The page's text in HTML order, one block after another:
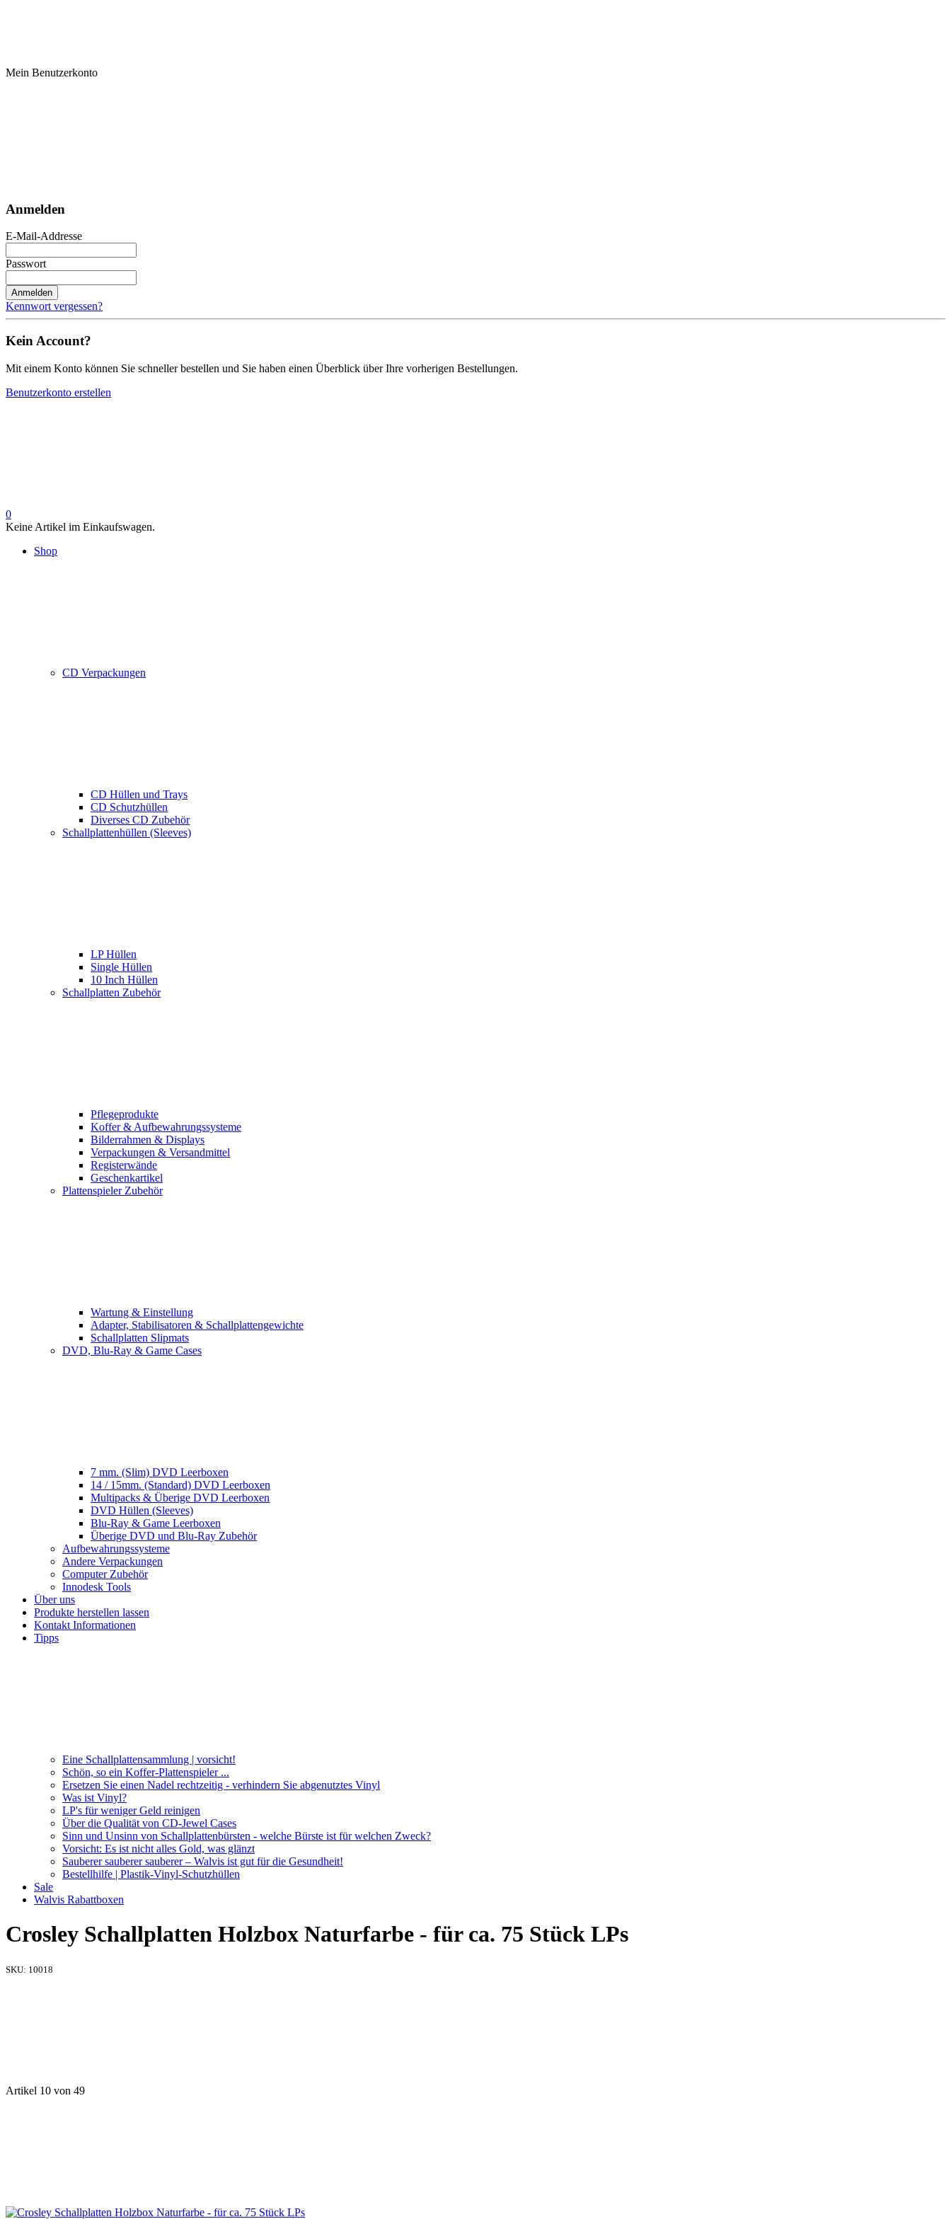
Mein Benutzerkonto
Anmelden
E-Mail-Addresse
Passwort
Anmelden
Kennwort vergessen?
Kein Account?
Mit einem Konto können Sie schneller bestellen und Sie haben einen Überblick über Ihre vorherigen Bestellungen.
Benutzerkonto erstellen
0
Keine Artikel im Einkaufswagen.
Shop
CD Verpackungen
CD Hüllen und Trays
CD Schutzhüllen
Diverses CD Zubehör
Schallplattenhüllen (Sleeves)
LP Hüllen
Single Hüllen
10 Inch Hüllen
Schallplatten Zubehör
Pflegeprodukte
Koffer & Aufbewahrungssysteme
Bilderrahmen & Displays
Verpackungen & Versandmittel
Registerwände
Geschenkartikel
Plattenspieler Zubehör
Wartung & Einstellung
Adapter, Stabilisatoren & Schallplattengewichte
Schallplatten Slipmats
DVD, Blu-Ray & Game Cases
7 mm. (Slim) DVD Leerboxen
14 / 15mm. (Standard) DVD Leerboxen
Multipacks & Überige DVD Leerboxen
DVD Hüllen (Sleeves)
Blu-Ray & Game Leerboxen
Überige DVD und Blu-Ray Zubehör
Aufbewahrungssysteme
Andere Verpackungen
Computer Zubehör
Innodesk Tools
Über uns
Produkte herstellen lassen
Kontakt Informationen
Tipps
Eine Schallplattensammlung | vorsicht!
Schön, so ein Koffer-Plattenspieler ...
Ersetzen Sie einen Nadel rechtzeitig - verhindern Sie abgenutztes Vinyl
Was ist Vinyl?
LP's für weniger Geld reinigen
Über die Qualität von CD-Jewel Cases
Sinn und Unsinn von Schallplattenbürsten - welche Bürste ist für welchen Zweck?
Vorsicht: Es ist nicht alles Gold, was glänzt
Sauberer sauberer sauberer – Walvis ist gut für die Gesundheit!
Bestellhilfe | Plastik-Vinyl-Schutzhüllen
Sale
Walvis Rabattboxen
Crosley Schallplatten Holzbox Naturfarbe - für ca. 75 Stück LPs
SKU: 10018
Artikel 10 von 49